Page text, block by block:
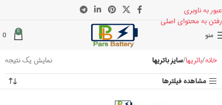
عبور به ناوبری
رفتن به محتوای اصلی
منو 0
0
خانه باتریها سایز باتریها
نمایش یک نتیجه
مشاهده فیلترها